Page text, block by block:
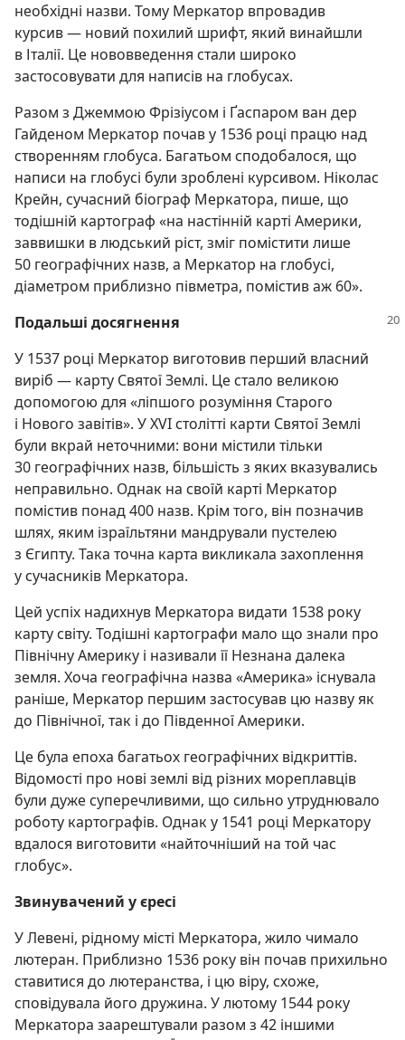
необхідні назви. Тому Меркатор впровадив
курсив — новий похилий шрифт, який винайшли
в Італії. Це нововведення стали широко
застосовувати для написів на глобусах.
Разом з Джеммою Фрізіусом і Ґаспаром ван дер
Гайденом Меркатор почав у 1536 році працю над
створенням глобуса. Багатьом сподобалося, що
написи на глобусі були зроблені курсивом. Ніколас
Крейн, сучасний біограф Меркатора, пише, що
тодішній картограф «на настінній карті Америки,
заввишки в людський ріст, зміг помістити лише
50 географічних назв, а Меркатор на глобусі,
діаметром приблизно півметра, помістив аж 60».
Подальші досягнення
У 1537 році Меркатор виготовив перший власний
виріб — карту Святої Землі. Це стало великою
допомогою для «ліпшого розуміння Старого
і Нового завітів». У XVI столітті карти Святої Землі
були вкрай неточними: вони містили тільки
30 географічних назв, більшість з яких вказувались
неправильно. Однак на своїй карті Меркатор
помістив понад 400 назв. Крім того, він позначив
шлях, яким ізраїльтяни мандрували пустелею
з Єгипту. Така точна карта викликала захоплення
у сучасників Меркатора.
Цей успіх надихнув Меркатора видати 1538 року
карту світу. Тодішні картографи мало що знали про
Північну Америку і називали її Незнана далека
земля. Хоча географічна назва «Америка» існувала
раніше, Меркатор першим застосував цю назву як
до Північної, так і до Південної Америки.
Це була епоха багатьох географічних відкриттів.
Відомості про нові землі від різних мореплавців
були дуже суперечливими, що сильно утруднювало
роботу картографів. Однак у 1541 році Меркатору
вдалося виготовити «найточніший на той час
глобус».
Звинувачений у єресі
У Левені, рідному місті Меркатора, жило чимало
лютеран. Приблизно 1536 року він почав прихильно
ставитися до лютеранства, і цю віру, схоже,
сповідувала його дружина. У лютому 1544 року
Меркатора заарештували разом з 42 іншими